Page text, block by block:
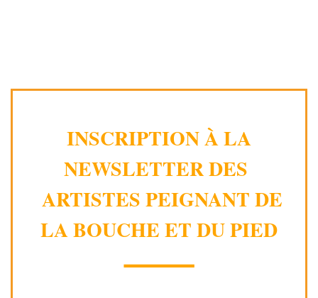
INSCRIPTION À LA
NEWSLETTER DES
ARTISTES PEIGNANT DE
LA BOUCHE ET DU PIED
⸻